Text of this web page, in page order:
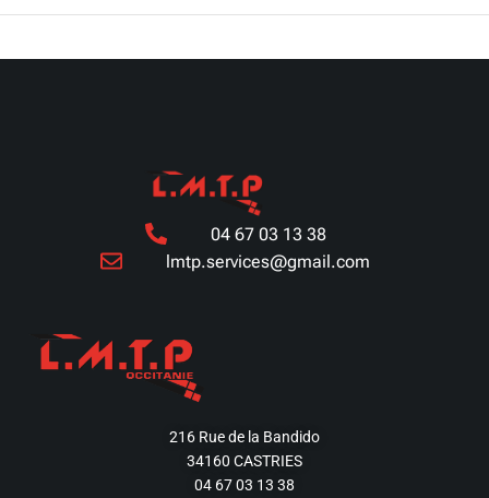
04 67 03 13 38
lmtp.services@gmail.com
216 Rue de la Bandido
34160 CASTRIES
04 67 03 13 38